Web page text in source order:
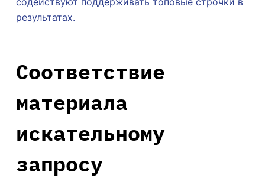
результатах.
Соответствие
материала
искательному
запросу